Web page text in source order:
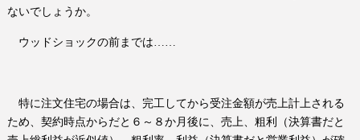
ないでしょうか。
ウッドショックの前までは……
特に注文住宅の場合は、完工してから受注金額が売上計上される
ため、契約時点からだと６～８か月後に、売上、粗利（決算書だと